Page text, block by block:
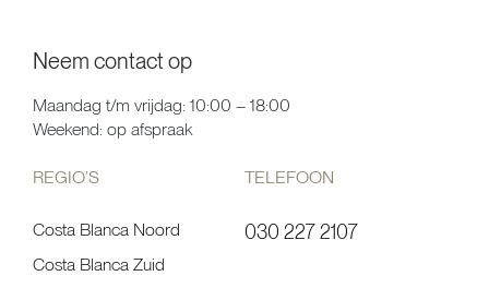
Neem contact op
Maandag t/m vrijdag: 10:00 – 18:00
Weekend: op afspraak
REGIO’S
Costa Blanca Noord
Costa Blanca Zuid
TELEFOON
030 227 2107